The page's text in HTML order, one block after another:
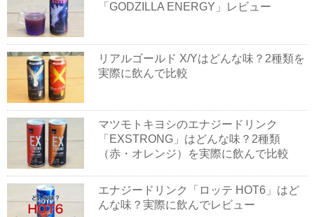
「GODZILLA ENERGY」レビュー
リアルゴールド X/Yはどんな味？2種類を
実際に飲んで比較
マツモトキヨシのエナジードリンク
「EXSTRONG」はどんな味？2種類
（赤・オレンジ）を実際に飲んで比較
エナジードリンク「ロッテ HOT6」はど
んな味？実際に飲んでレビュー